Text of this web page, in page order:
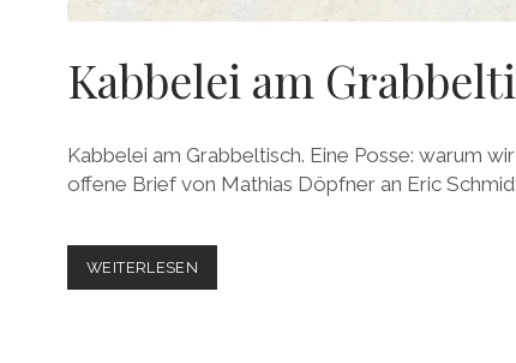
Kabbelei am
Kabbelei am Grabbeltisch. Eine Posse: warum
offene Brief von Mathias Döpfner an Eric
WEITERLESEN
AM